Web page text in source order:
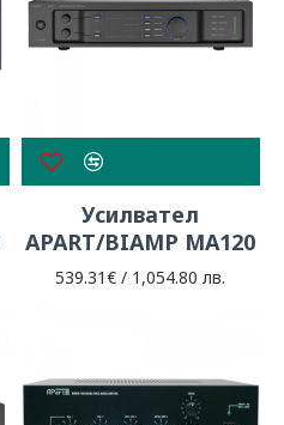
Усилвател
APART/BIAMP MA120
539.31€ / 1,054.80 лв.